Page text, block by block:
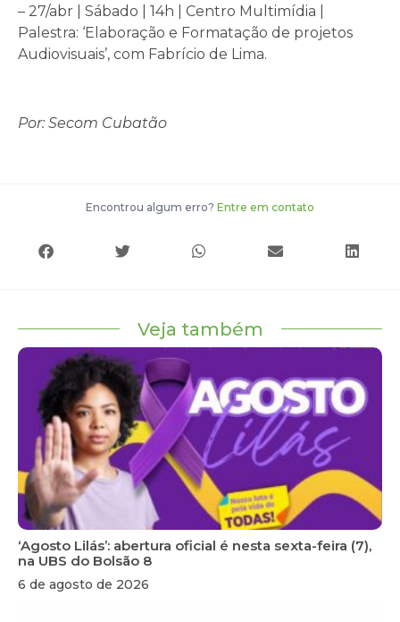
– 27/abr | Sábado | 14h | Centro Multimídia |
Palestra: ‘Elaboração e Formatação de projetos
Audiovisuais’, com Fabrício de Lima.
Por: Secom Cubatão
Encontrou algum erro? Entre em contato
Veja também
‘Agosto Lilás’: abertura oficial é nesta sexta-feira (7),
na UBS do Bolsão 8
6 de agosto de 2026